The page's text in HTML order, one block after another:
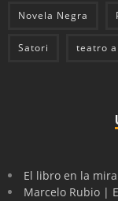
Novela Negra
Satori teatro
El libro en la
Marcelo Rubio |